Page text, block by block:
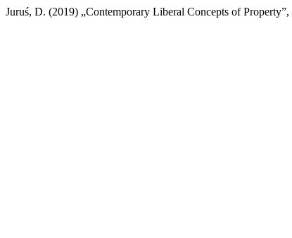
Juruś, D. (2019) „Contemporary Liberal Concepts of Property”,